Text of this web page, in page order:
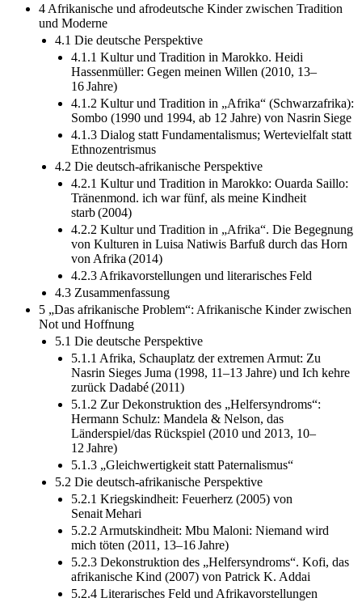
4 Afrikanische und afrodeutsche Kinder zwischen Tradition
und Moderne
4.1 Die deutsche Perspektive
4.1.1 Kultur und Tradition in Marokko. Heidi
Hassenmüller: Gegen meinen Willen (2010, 13–
16 Jahre)
4.1.2 Kultur und Tradition in „Afrika“ (Schwarzafrika):
Sombo (1990 und 1994, ab 12 Jahre) von Nasrin Siege
4.1.3 Dialog statt Fundamentalismus; Wertevielfalt statt
Ethnozentrismus
4.2 Die deutsch-afrikanische Perspektive
4.2.1 Kultur und Tradition in Marokko: Ouarda Saillo:
Tränenmond. ich war fünf, als meine Kindheit
starb (2004)
4.2.2 Kultur und Tradition in „Afrika“. Die Begegnung
von Kulturen in Luisa Natiwis Barfuß durch das Horn
von Afrika (2014)
4.2.3 Afrikavorstellungen und literarisches Feld
4.3 Zusammenfassung
5 „Das afrikanische Problem“: Afrikanische Kinder zwischen
Not und Hoffnung
5.1 Die deutsche Perspektive
5.1.1 Afrika, Schauplatz der extremen Armut: Zu
Nasrin Sieges Juma (1998, 11–13 Jahre) und Ich kehre
zurück Dadabé (2011)
5.1.2 Zur Dekonstruktion des „Helfersyndroms“:
Hermann Schulz: Mandela & Nelson, das
Länderspiel/das Rückspiel (2010 und 2013, 10–
12 Jahre)
5.1.3 „Gleichwertigkeit statt Paternalismus“
5.2 Die deutsch-afrikanische Perspektive
5.2.1 Kriegskindheit: Feuerherz (2005) von
Senait Mehari
5.2.2 Armutskindheit: Mbu Maloni: Niemand wird
mich töten (2011, 13–16 Jahre)
5.2.3 Dekonstruktion des „Helfersyndroms“. Kofi, das
afrikanische Kind (2007) von Patrick K. Addai
5.2.4 Literarisches Feld und Afrikavorstellungen